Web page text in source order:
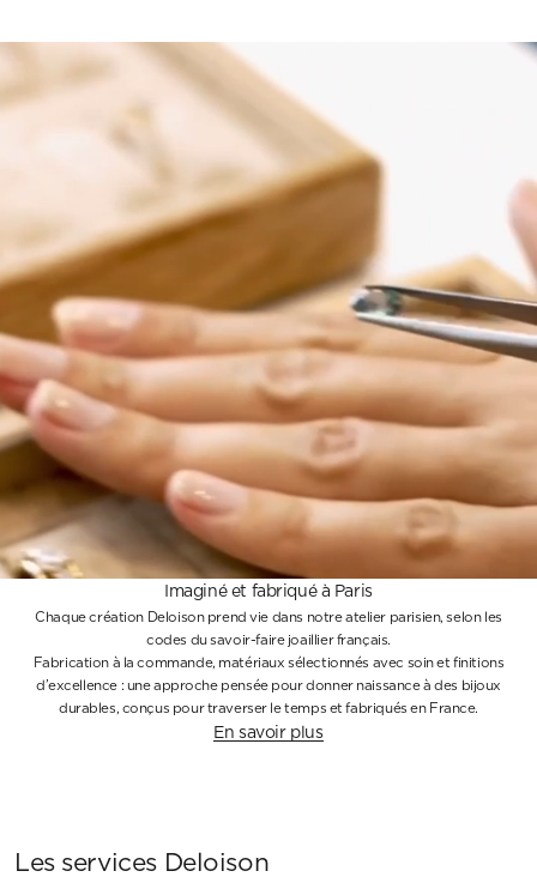
Imaginé et fabriqué à Paris
Chaque création Deloison prend vie dans notre atelier parisien, selon les
codes du savoir-faire joaillier français.
Fabrication à la commande, matériaux sélectionnés avec soin et finitions
d’excellence : une approche pensée pour donner naissance à des bijoux
durables, conçus pour traverser le temps et fabriqués en France.
En savoir plus
Les services Deloison